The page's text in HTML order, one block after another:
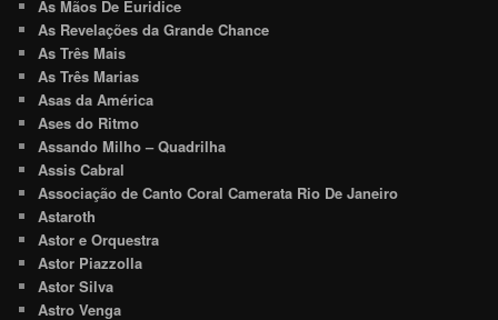
As Mãos De Euridice
As Revelações da Grande Chance
As Três Mais
As Três Marias
Asas da América
Ases do Ritmo
Assando Milho – Quadrilha
Assis Cabral
Associação de Canto Coral Camerata Rio De Janeiro
Astaroth
Astor e Orquestra
Astor Piazzolla
Astor Silva
Astro Venga